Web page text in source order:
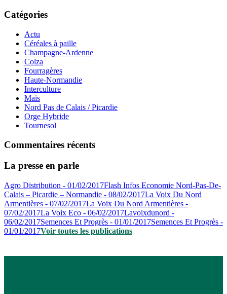
Catégories
Actu
Céréales à paille
Champagne-Ardenne
Colza
Fourragères
Haute-Normandie
Interculture
Maïs
Nord Pas de Calais / Picardie
Orge Hybride
Tournesol
Commentaires récents
La presse en parle
Agro Distribution - 01/02/2017Flash Infos Economie Nord-Pas-De-
Calais – Picardie – Normandie - 08/02/2017La Voix Du Nord
Armentières - 07/02/2017La Voix Du Nord Armentières -
07/02/2017La Voix Eco - 06/02/2017Lavoixdunord -
06/02/2017Semences Et Progrès - 01/01/2017Semences Et Progrès -
01/01/2017Voir toutes les publications